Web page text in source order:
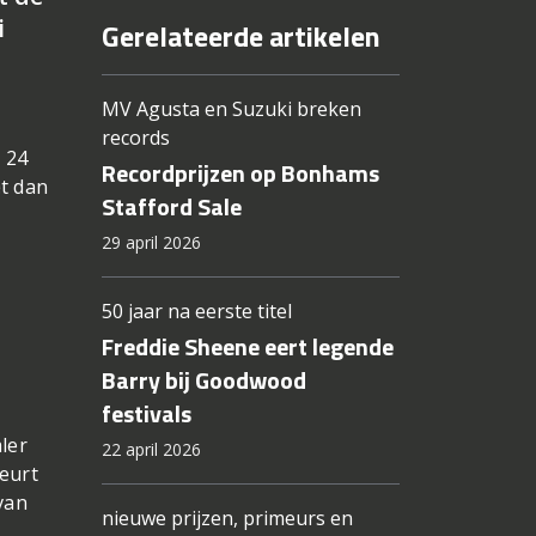
dan
Gerelateerde artikelen
MV Agusta en Suzuki breken
records
Recordprijzen op Bonhams
Stafford Sale
29 april 2026
50 jaar na eerste titel
Freddie Sheene eert legende
Barry bij Goodwood
festivals
22 april 2026
nieuwe prijzen, primeurs en